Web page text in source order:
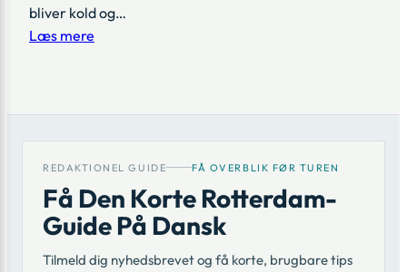
bliver kold og…
Læs mere
REDAKTIONEL GUIDE FÅ OVERBLIK FØR TUREN
Få Den Korte Rotterdam-
Guide På Dansk
Tilmeld dig nyhedsbrevet og få korte, brugbare tips